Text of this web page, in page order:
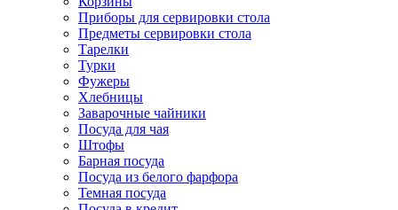
Приборы для сервировки стола
Предметы сервировки стола
Тарелки
Турки
Фужеры
Хлебницы
Заварочные чайники
Посуда для чая
Штофы
Барная посуда
Посуда из белого фарфора
Темная посуда